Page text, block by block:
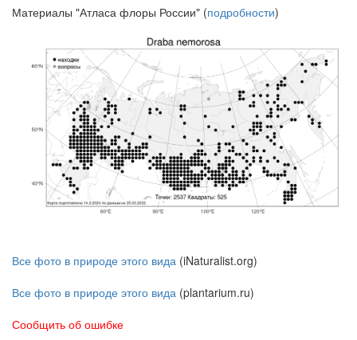
Материалы "Атласа флоры России" (подробности)
Все фото в природе этого вида (iNaturalist.org)
Все фото в природе этого вида (plantarium.ru)
Сообщить об ошибке